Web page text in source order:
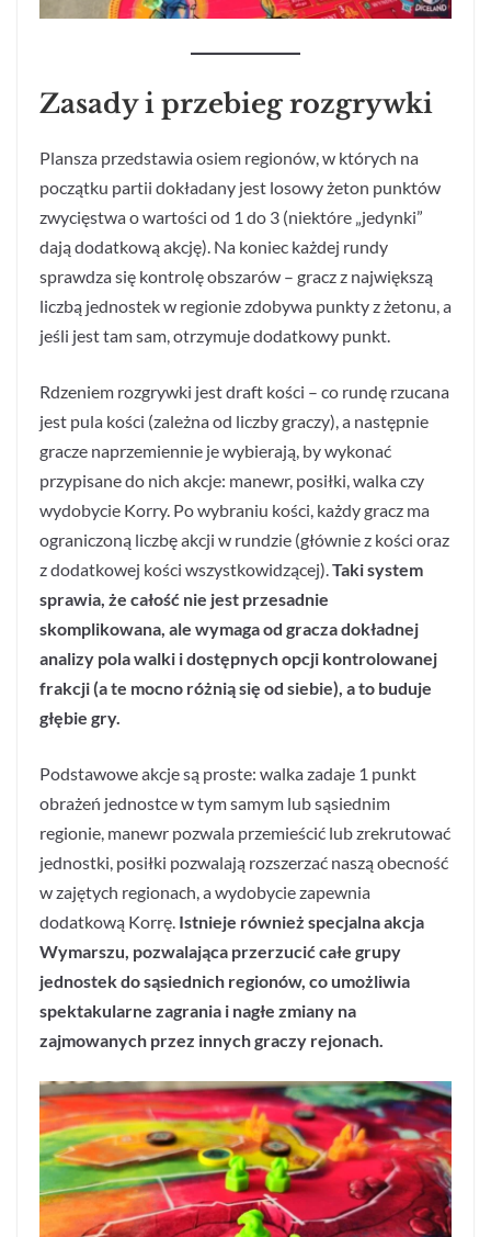
Zasady i przebieg rozgrywki
Plansza przedstawia osiem regionów, w których na
początku partii dokładany jest losowy żeton punktów
zwycięstwa o wartości od 1 do 3 (niektóre „jedynki”
dają dodatkową akcję). Na koniec każdej rundy
sprawdza się kontrolę obszarów – gracz z największą
liczbą jednostek w regionie zdobywa punkty z żetonu, a
jeśli jest tam sam, otrzymuje dodatkowy punkt.
Rdzeniem rozgrywki jest draft kości – co rundę rzucana
jest pula kości (zależna od liczby graczy), a następnie
gracze naprzemiennie je wybierają, by wykonać
przypisane do nich akcje: manewr, posiłki, walka czy
wydobycie Korry. Po wybraniu kości, każdy gracz ma
ograniczoną liczbę akcji w rundzie (głównie z kości oraz
z dodatkowej kości wszystkowidzącej).Taki system
sprawia, że całość nie jest przesadnie
skomplikowana, ale wymaga od gracza dokładnej
analizy pola walki i dostępnych opcji kontrolowanej
frakcji (a te mocno różnią się od siebie), a to buduje
głębie gry.
Podstawowe akcje są proste: walka zadaje 1 punkt
obrażeń jednostce w tym samym lub sąsiednim
regionie, manewr pozwala przemieścić lub zrekrutować
jednostki, posiłki pozwalają rozszerzać naszą obecność
w zajętych regionach, a wydobycie zapewnia
dodatkową Korrę. Istnieje również specjalna akcja
Wymarszu, pozwalająca przerzucić całe grupy
jednostek do sąsiednich regionów, co umożliwia
spektakularne zagrania i nagłe zmiany na
zajmowanych przez innych graczy rejonach.